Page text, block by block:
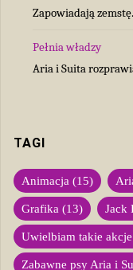
Zapowiadają zemstę.
Pełnia władzy
Aria i Suita
TAGI
Animacja (15)
Grafika (13) Jack
Uwielbiam takie
Zabawne psy Aria i